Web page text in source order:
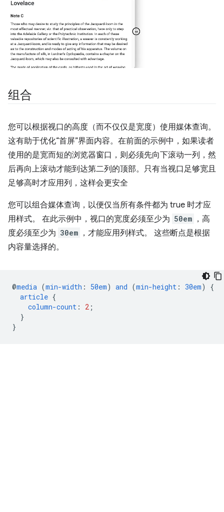
组合
您可以根据视口的高度（而不仅仅是宽度）使用媒体查询。
这有助于优化“首屏”界面内容。在前面的示例中，如果读者
使用的是宽而短的浏览器窗口，则必须先向下滚动一列，然
后再向上滚动才能到达第二列的顶部。只有当视口足够宽且
足够高时才应用列，这样会更安全
您可以组合媒体查询，以便仅当所有条件都为 true 时才应
用样式。 在此示例中，视口的宽度必须至少为 50em ，高
度必须至少为 30em ，才能应用列样式。 这些断点是根据
内容量选择的。
@media (min-width : 50em) and (min-height : 30em)
{
article {
column-count : 2 ;
}
}